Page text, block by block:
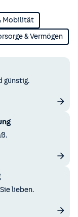
Mobilität
& Vermögen
günstig.
lieben.